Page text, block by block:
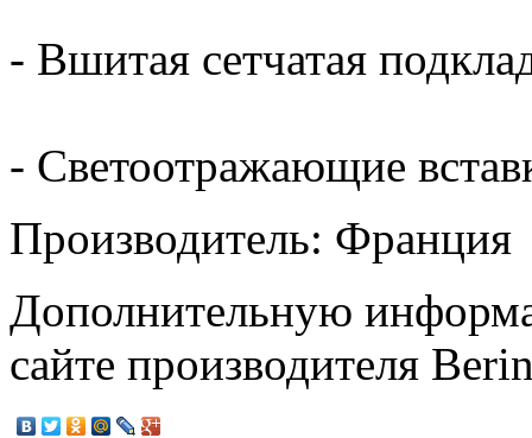
- Вшитая сетчатая
- Светоотражающие
Производитель: Франция
Дополнительную
сайте производителя